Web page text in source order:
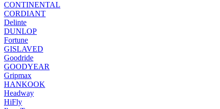
CONTINENTAL
CORDIANT
Delinte
DUNLOP
Fortune
GISLAVED
Goodride
GOODYEAR
Gripmax
HANKOOK
Headway
HiFly